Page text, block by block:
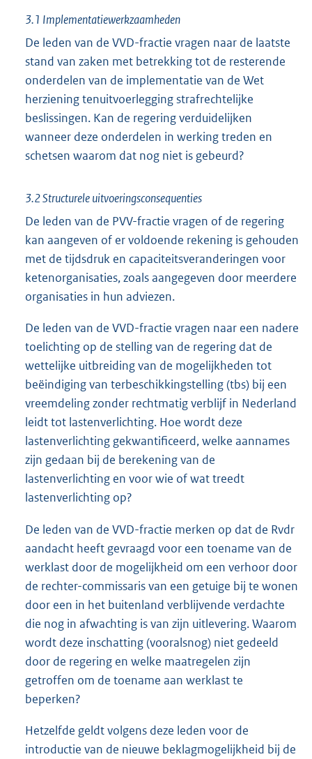
3.1 Implementatiewerkzaamheden
De leden van de VVD-fractie vragen naar de laatste
stand van zaken met betrekking tot de resterende
onderdelen van de implementatie van de Wet
herziening tenuitvoerlegging strafrechtelijke
beslissingen. Kan de regering verduidelijken
wanneer deze onderdelen in werking treden en
schetsen waarom dat nog niet is gebeurd?
3.2 Structurele uitvoeringsconsequenties
De leden van de PVV-fractie vragen of de regering
kan aangeven of er voldoende rekening is gehouden
met de tijdsdruk en capaciteitsveranderingen voor
ketenorganisaties, zoals aangegeven door meerdere
organisaties in hun adviezen.
De leden van de VVD-fractie vragen naar een nadere
toelichting op de stelling van de regering dat de
wettelijke uitbreiding van de mogelijkheden tot
beëindiging van terbeschikkingstelling (tbs) bij een
vreemdeling zonder rechtmatig verblijf in Nederland
leidt tot lastenverlichting. Hoe wordt deze
lastenverlichting gekwantificeerd, welke aannames
zijn gedaan bij de berekening van de
lastenverlichting en voor wie of wat treedt
lastenverlichting op?
De leden van de VVD-fractie merken op dat de Rvdr
aandacht heeft gevraagd voor een toename van de
werklast door de mogelijkheid om een verhoor door
de rechter-commissaris van een getuige bij te wonen
door een in het buitenland verblijvende verdachte
die nog in afwachting is van zijn uitlevering. Waarom
wordt deze inschatting (vooralsnog) niet gedeeld
door de regering en welke maatregelen zijn
getroffen om de toename aan werklast te
beperken?
Hetzelfde geldt volgens deze leden voor de
introductie van de nieuwe beklagmogelijkheid bij de